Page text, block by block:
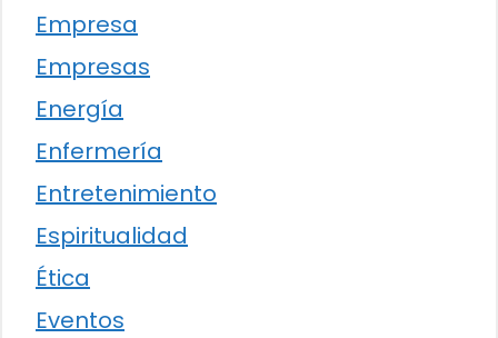
Empresa
Empresas
Energía
Enfermería
Entretenimiento
Espiritualidad
Ética
Eventos